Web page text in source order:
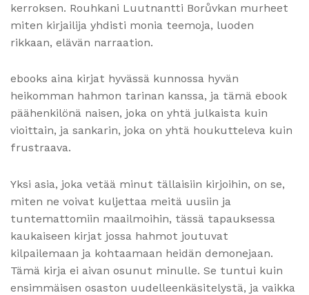
kerroksen. Rouhkani Luutnantti Borůvkan murheet
miten kirjailija yhdisti monia teemoja, luoden
rikkaan, elävän narraation.
ebooks aina kirjat hyvässä kunnossa hyvän
heikomman hahmon tarinan kanssa, ja tämä ebook
päähenkilönä naisen, joka on yhtä julkaista kuin
vioittain, ja sankarin, joka on yhtä houkutteleva kuin
frustraava.
Yksi asia, joka vetää minut tällaisiin kirjoihin, on se,
miten ne voivat kuljettaa meitä uusiin ja
tuntemattomiin maailmoihin, tässä tapauksessa
kaukaiseen kirjat jossa hahmot joutuvat
kilpailemaan ja kohtaamaan heidän demonejaan.
Tämä kirja ei aivan osunut minulle. Se tuntui kuin
ensimmäisen osaston uudelleenkäsitelystä, ja vaikka